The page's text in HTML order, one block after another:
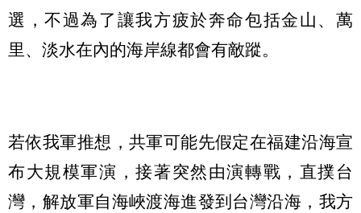
選，不過為了讓我方疲於奔命包括金山、萬
里、淡水在內的海岸線都會有敵蹤。
若依我軍推想，共軍可能先假定在福建沿海宣
布大規模軍演，接著突然由演轉戰，直撲台
灣，解放軍自海峽渡海進發到台灣沿海，我方